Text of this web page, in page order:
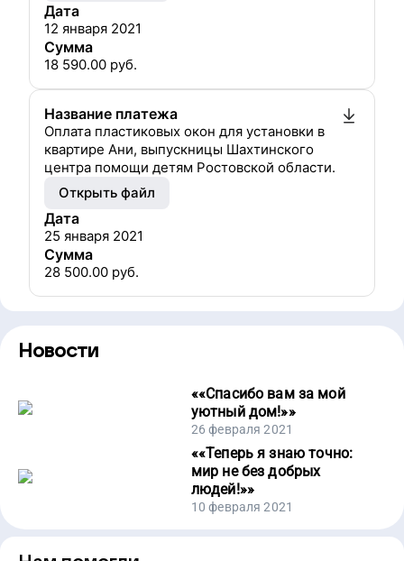
Дата
12 января 2021
Сумма
18 590.00 руб.
Название платежа
Оплата пластиковых окон для установки в
квартире Ани, выпускницы Шахтинского
центра помощи детям Ростовской области.
Открыть файл
Дата
25 января 2021
Сумма
28 500.00 руб.
Новости
««Спасибо вам за мой
уютный дом!»»
26 февраля 2021
««Теперь я знаю точно:
мир не без добрых
людей!»»
10 февраля 2021